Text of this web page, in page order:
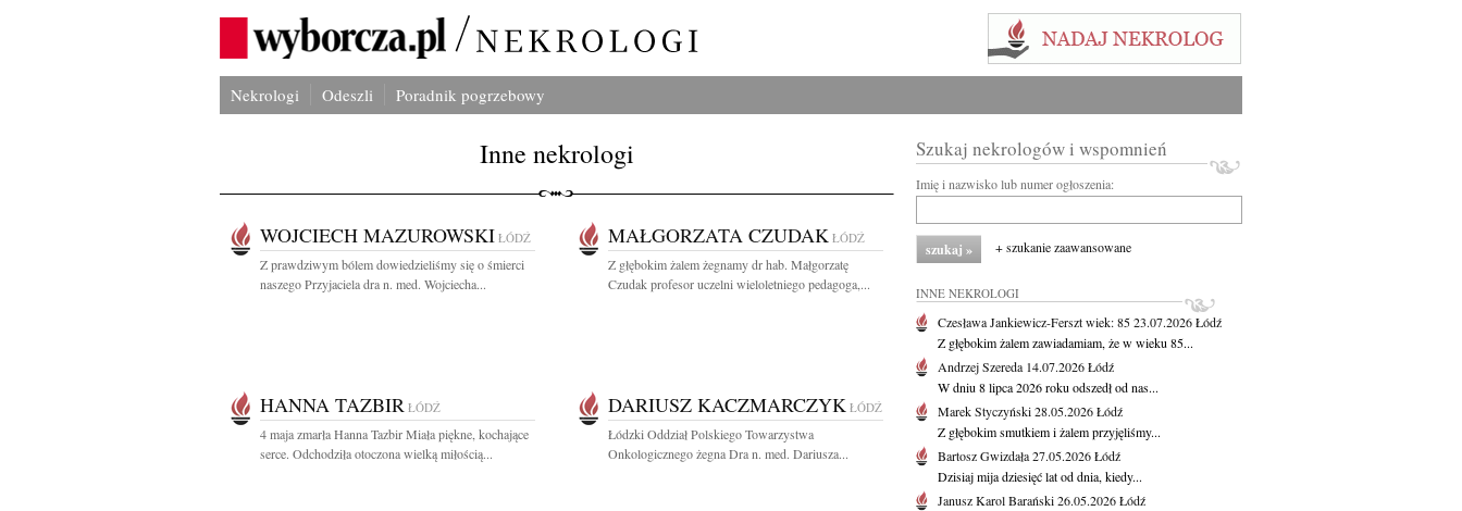
Nekrologi Odeszli Poradnik pogrzebowy
Inne nekrologi
WOJCIECH MAZUROWSKI ŁÓDŹ
Z prawdziwym bólem dowiedzieliśmy się o śmierci
naszego Przyjaciela dra n. med. Wojciecha...
MAŁGORZATA CZUDAK ŁÓDŹ
Z głębokim żalem żegnamy dr hab. Małgorzatę
Czudak profesor uczelni wieloletniego pedagoga,...
HANNA TAZBIR ŁÓDŹ
4 maja zmarła Hanna Tazbir Miała piękne, kochające
serce. Odchodziła otoczona wielką miłością...
DARIUSZ KACZMARCZYK ŁÓDŹ
Łódzki Oddział Polskiego Towarzystwa
Onkologicznego żegna Dra n. med. Dariusza...
Szukaj nekrologów i wspomnień
Imię i nazwisko lub numer ogłoszenia:
+ szukanie zaawansowane
INNE NEKROLOGI
Czesława Jankiewicz-Fersztwiek: 8523.07.2026Łódź
Z głębokim żalem zawiadamiam, że w wieku 85...
Andrzej Szereda 14.07.2026Łódź
W dniu 8 lipca 2026 roku odszedł od nas...
Marek Styczyński28.05.2026Łódź
Z głębokim smutkiem i żalem przyjęliśmy...
Bartosz Gwizdała27.05.2026Łódź
Dzisiaj mija dziesięć lat od dnia, kiedy...
Janusz Karol Barański26.05.2026Łódź